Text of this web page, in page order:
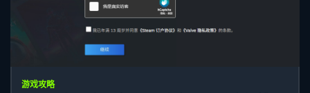
游戏攻略